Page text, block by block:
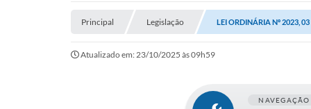
Principal Legislação LEI ORDINÁRIA Nº 2023,
Atualizado em: 23/10/2025 às 09h59
NAVEGAÇÃO